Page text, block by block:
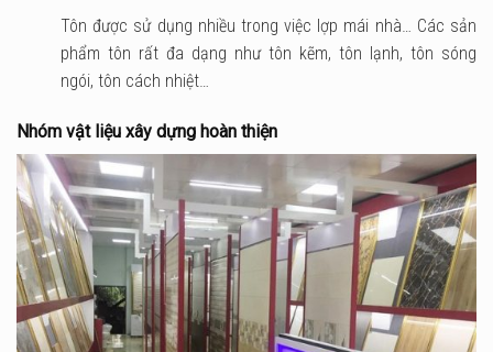
Tôn được sử dụng nhiều trong việc lợp mái nhà… Các sản
phẩm tôn rất đa dạng như tôn kẽm, tôn lạnh, tôn sóng
ngói, tôn cách nhiệt…
Nhóm vật liệu xây dựng hoàn thiện